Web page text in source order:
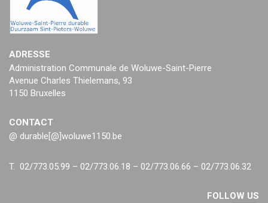
ADRESSE
Administration Communale de Woluwe-Saint-Pierre
Avenue Charles Thielemans, 93
1150 Bruxelles
CONTACT
@ durable[@]woluwe1150.be
T. 02/773.05.99 – 02/773.06.18 – 02/773.06.66 – 02/773.06.32
FOLLOW US